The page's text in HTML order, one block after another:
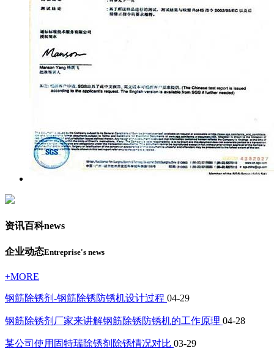
资讯百科news
企业动态Entreprise's news
+MORE
钢筋除锈剂-钢筋除锈防锈机设计过程 04-29
钢筋除锈剂厂家来讲解钢筋除锈防锈机的工作原理 04-28
某公司使用固特瑞除锈剂除锈情况对比 03-29